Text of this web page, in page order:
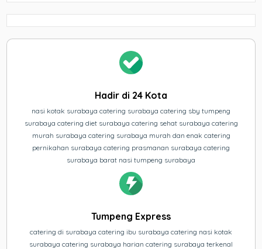
Hadir di 24 Kota
nasi kotak surabaya catering surabaya catering sby tumpeng
surabaya catering diet surabaya catering sehat surabaya catering
murah surabaya catering surabaya murah dan enak catering
pernikahan surabaya catering prasmanan surabaya catering
surabaya barat nasi tumpeng surabaya
Tumpeng Express
catering di surabaya catering ibu surabaya catering nasi kotak
surabaya catering surabaya harian catering surabaya terkenal